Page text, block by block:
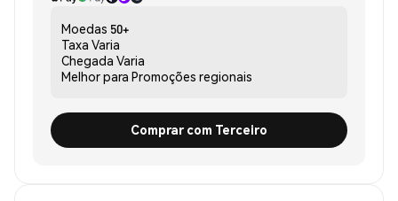
Moedas 50+
Taxa Varia
Chegada Varia
Melhor para Promoções regionais
Comprar com Terceiro